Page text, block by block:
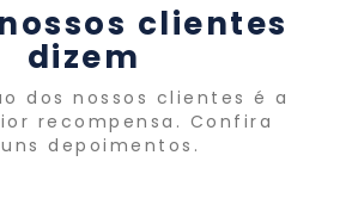
clientes
dizem
dos nossos clientes é a
recompensa. Confira
depoimentos.